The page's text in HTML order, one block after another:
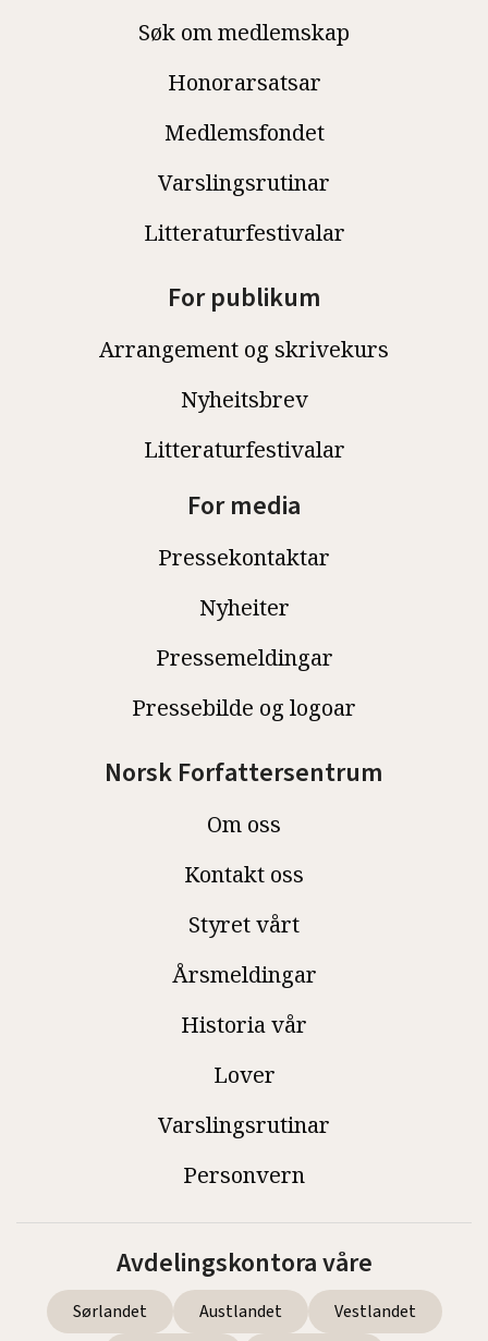
Søk om medlemskap
Honorarsatsar
Medlemsfondet
Varslingsrutinar
Litteraturfestivalar
For publikum
Arrangement og skrivekurs
Nyheitsbrev
Litteraturfestivalar
For media
Pressekontaktar
Nyheiter
Pressemeldingar
Pressebilde og logoar
Norsk Forfattersentrum
Om oss
Kontakt oss
Styret vårt
Årsmeldingar
Historia vår
Lover
Varslingsrutinar
Personvern
Avdelingskontora våre
Sørlandet Austlandet
Vestlandet